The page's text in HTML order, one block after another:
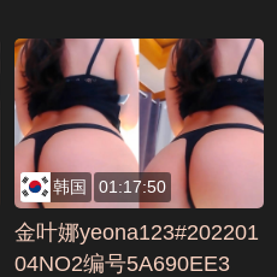
韩国 01:17:50
金叶娜yeona123#202201
04NO2编号5A690EE3